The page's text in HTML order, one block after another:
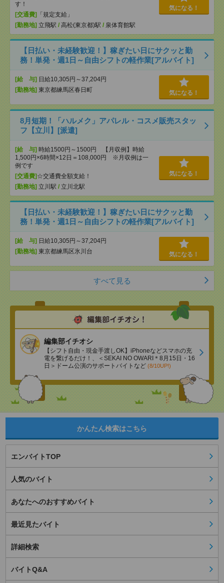
す！
[交通費]
「規定支給」
[勤務地] 立飛駅 / 高松(東京都)駅 / 泉体育館駅
気になる！
【日払い・未経験歓迎！】稼ぎたい日にサクッと勤
務！単発・週1日～自由シフトの軽作業[アルバイト]
[給 与] 日給10,305円～37,204円
[勤務地] 東京都練馬区春日町 気になる！
8月短期！「ハルメク」アパレル・コスメ販売スタッ
フ【立川】[派遣]
[給 与] 時給1500円～1500円 【月収例】時給
1,500円×6時間×12日＝108,000円 ※月収例は一
例です
[交通費] ☆交通費全額支給！
[勤務地] 立川駅 / 立川北駅
気になる！
【日払い・未経験歓迎！】稼ぎたい日にサクッと勤
務！単発・週1日～自由シフトの軽作業[アルバイト]
[給 与] 日給10,305円～37,204円
[勤務地] 東京都練馬区氷川台 気になる！
すべて見る
編集部イチオシ
【シフト自由・現金手渡しOK】iPhoneなどスマホの充
電を繋げるだけ！、＜SEKAI NO OWARI＊8月15日・16
日＞ドーム公演のサポートバイトなど (8/10UP!)
かんたん検索はこちら
エンバイトTOP
人気のバイト
あなたへのおすすめバイト
最近見たバイト
詳細検索
バイトQ&A